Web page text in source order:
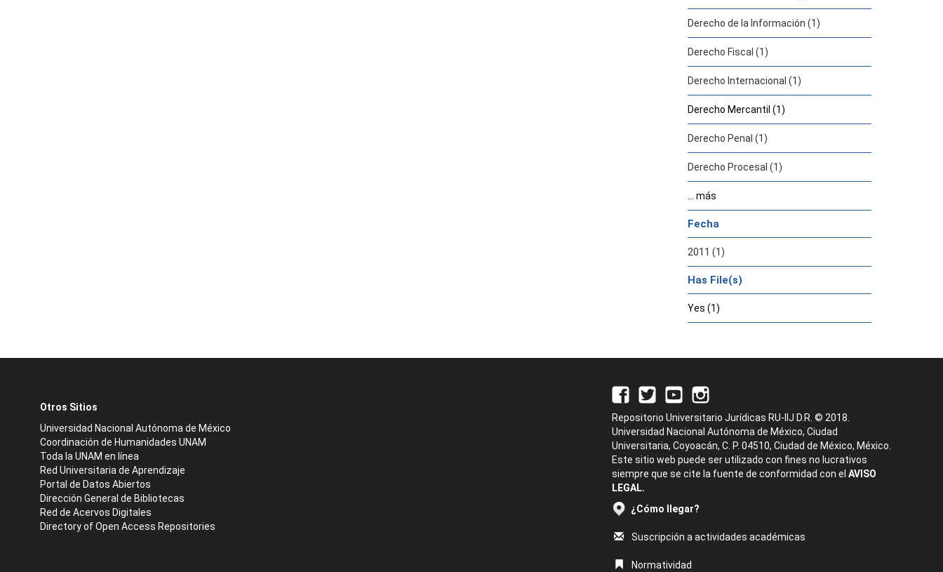
Derecho de la Información (1)
Derecho Fiscal (1)
Derecho Internacional (1)
Derecho Mercantil (1)
Derecho Penal (1)
Derecho Procesal (1)
... más
Fecha
2011 (1)
Has File(s)
Yes (1)
Otros Sitios
Universidad Nacional Autónoma de México
Coordinación de Humanidades UNAM
Toda la UNAM en línea
Red Universitaria de Aprendizaje
Portal de Datos Abiertos
Dirección General de Bibliotecas
Red de Acervos Digitales
Directory of Open Access Repositories
Repositorio Universitario Jurídicas RU-IIJ D.R. © 2018.
Universidad Nacional Autónoma de México, Ciudad
Universitaria, Coyoacán, C. P. 04510, Ciudad de México, México.
Este sitio web puede ser utilizado con fines no lucrativos
siempre que se cite la fuente de conformidad con el AVISO
LEGAL.
¿Cómo llegar?
Suscripción a actividades académicas
Normatividad